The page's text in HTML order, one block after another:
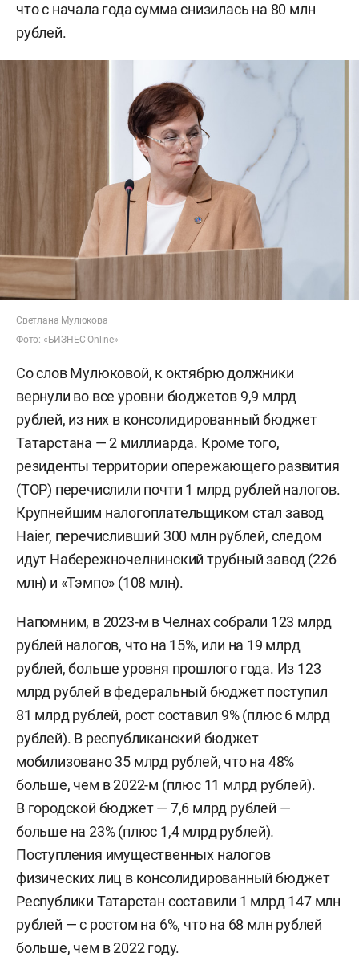
что с начала года сумма снизилась на 80 млн
рублей.
Светлана Мулюкова
Фото: «БИЗНЕС Online»
Со слов Мулюковой, к октябрю должники
вернули во все уровни бюджетов 9,9 млрд
рублей, из них в консолидированный бюджет
Татарстана — 2 миллиарда. Кроме того,
резиденты территории опережающего развития
(ТОР) перечислили почти 1 млрд рублей налогов.
Крупнейшим налогоплательщиком стал завод
Haier, перечисливший 300 млн рублей, следом
идут Набережночелнинский трубный завод (226
млн) и «Тэмпо» (108 млн).
Напомним, в 2023-м в Челнахсобрали 123 млрд
рублей налогов, что на 15%, или на 19 млрд
рублей, больше уровня прошлого года. Из 123
млрд рублей в федеральный бюджет поступил
81 млрд рублей, рост составил 9% (плюс 6 млрд
рублей). В республиканский бюджет
мобилизовано 35 млрд рублей, что на 48%
больше, чем в 2022-м (плюс 11 млрд рублей).
В городской бюджет — 7,6 млрд рублей —
больше на 23% (плюс 1,4 млрд рублей).
Поступления имущественных налогов
физических лиц в консолидированный бюджет
Республики Татарстан составили 1 млрд 147 млн
рублей — с ростом на 6%, что на 68 млн рублей
больше, чем в 2022 году.